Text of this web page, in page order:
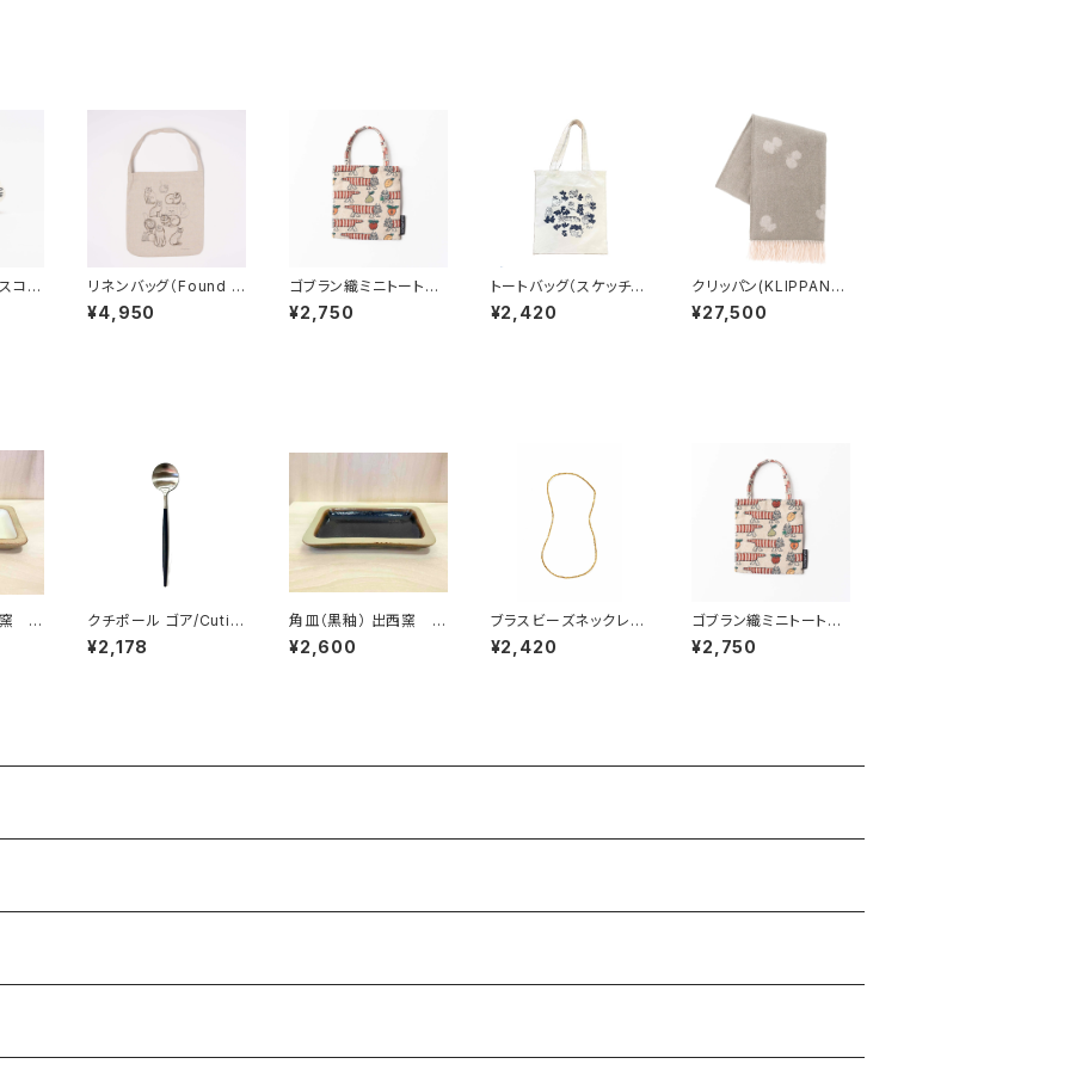
コッ
リネンバッグ（Found C
ats Series）／ Lisa
Larson リサ・ラーソン
¥4,950
ゴブラン織ミニトートバ
ッグ（マイキー・フルー
ツ） / Lisa Larson
¥2,750
トートバッグ（スケッチね
こたちLeaves serie
s） / Lisa Larson
¥2,420
クリッパン(KLIPPAN)
ストール CHOUCH
O / mina perhon
¥27,500
窯 /
クチポール ゴア/Cutip
ol GOA ブラックシルバ
ー テーブルスプーン
¥2,178
角皿（黒釉） 出西窯 /
柳宗理ディレクション
出西窯シリーズ
¥2,600
ブラスビーズネックレス
S ／ fog linen wo
rk フォグリネンワーク
¥2,420
ゴブラン織ミニトートバ
ッグ（マイキー・フルー
ツ） / Lisa Larson
¥2,750